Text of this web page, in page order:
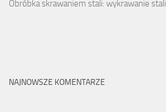
Obróbka skrawaniem stali: wykrawanie stali
NAJNOWSZE KOMENTARZE